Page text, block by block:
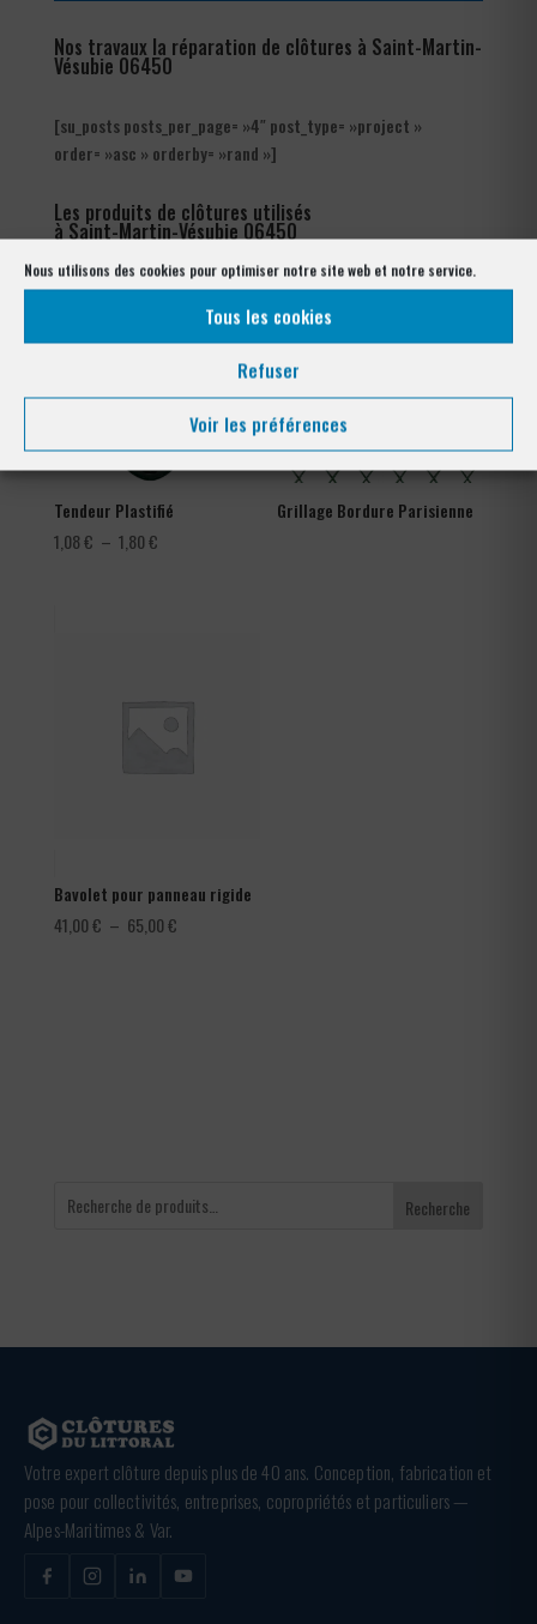
Nous utilisons des cookies pour optimiser notre site web et notre service.
Tous les cookies
Refuser
Voir les préférences
Nos travaux la réparation de clôtures à Saint-Martin-
Vésubie 06450
[su_posts posts_per_page= »4″ post_type= »project »
order= »asc » orderby= »rand »]
Les produits de clôtures utilisés
à Saint-Martin-Vésubie 06450
Tendeur Plastifié
1,08€ – 1,80€Plage
Grillage Bordure Parisienne
Bavolet pour panneau rigide
41,00€ – 65,00€Plage
Recherche
Votre expert clôture depuis plus de 40 ans. Conception, fabrication et
pose pour collectivités, entreprises, copropriétés et particuliers —
Alpes-Maritimes & Var.